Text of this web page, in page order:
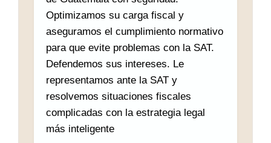
Optimizamos su carga fiscal y
aseguramos el cumplimiento normativo
para que evite problemas con la SAT.
Defendemos sus intereses. Le
representamos ante la SAT y
resolvemos situaciones fiscales
complicadas con la estrategia legal
más inteligente